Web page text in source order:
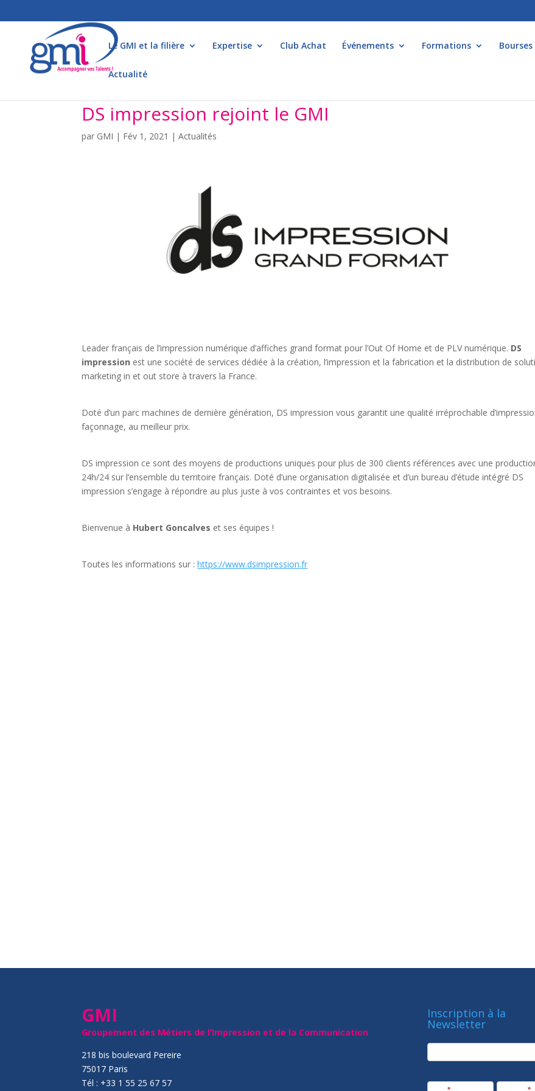
Le GMI et la filière Expertise Club Achat Événements Formations Bourses
Actualité
DS impression rejoint le GMI
par GMI | Fév 1, 2021 |Actualités
Leader français de l’impression numérique d’affiches grand format pour l’Out Of Home et de PLV numérique. DS
impression est une société de services dédiée à la création, l’impression et la fabrication et la distribution de
marketing in et out store à travers la France.
Doté d’un parc machines de dernière génération, DS impression vous garantit une qualité irréprochable d’
façonnage, au meilleur prix.
DS impression ce sont des moyens de productions uniques pour plus de 300 clients références avec une
24h/24 sur l’ensemble du territoire français. Doté d’une organisation digitalisée et d’un bureau d’étude intégré DS
impression s’engage à répondre au plus juste à vos contraintes et vos besoins.
Bienvenue à Hubert Goncalves et ses équipes!
Toutes les informations sur : https://www.dsimpression.fr
GMI
Groupement des Métiers de l’Impression et de la Communication
218 bis boulevard Pereire
75017 Paris
Tél : +33 1 55 25 67 57
Inscription à la
Newsletter
newsletter